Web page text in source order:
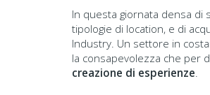
In questa giornata densa di
tipologie di location, e di
Industry. Un settore in
la consapevolezza che per
creazione di esperienze